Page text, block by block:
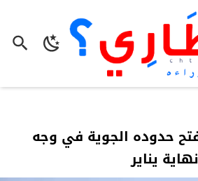
حدوده الجوية في وجه
يناير